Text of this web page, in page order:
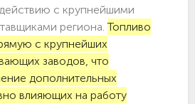
с крупнейшими
региона.Топливо
с крупнейших
заводов, что
дополнительных
влияющих на работу